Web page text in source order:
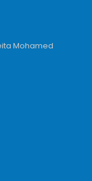
Mohamed